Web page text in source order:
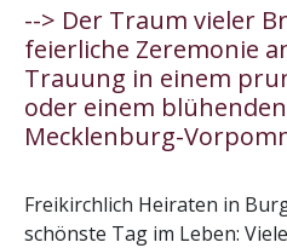
--> Der Traum vieler
feierliche Zeremonie
Trauung in einem
oder einem
Mecklenburg-
Freikirchlich Heiraten in
schönste Tag im Leben: